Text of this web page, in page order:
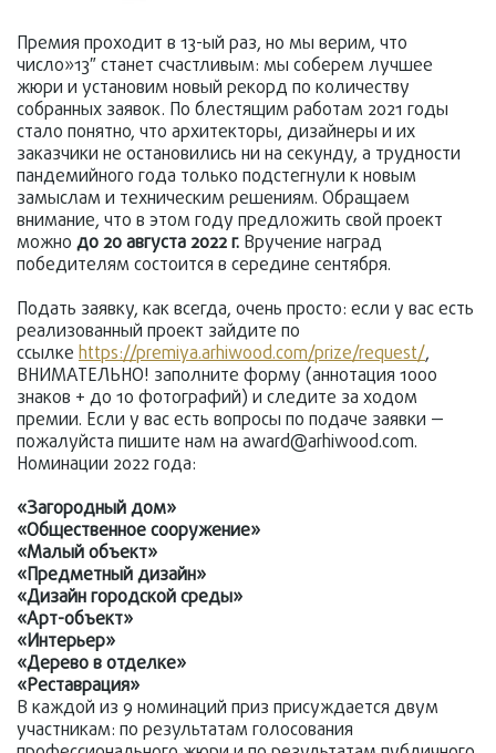
Премия проходит в 13-ый раз, но мы верим, что
число»13″ станет счастливым: мы соберем лучшее
жюри и установим новый рекорд по количеству
собранных заявок. По блестящим работам 2021 годы
стало понятно, что архитекторы, дизайнеры и их
заказчики не остановились ни на секунду, а трудности
пандемийного года только подстегнули к новым
замыслам и техническим решениям. Обращаем
внимание, что в этом году предложить свой проект
можно до 20 августа 2022 г. Вручение наград
победителям состоится в середине сентября.
Подать заявку, как всегда, очень просто: если у вас есть
реализованный проект зайдите по
ссылке https://premiya.arhiwood.com/prize/request/,
ВНИМАТЕЛЬНО! заполните форму (аннотация 1000
знаков + до 10 фотографий) и следите за ходом
премии. Если у вас есть вопросы по подаче заявки —
пожалуйста пишите нам на award@arhiwood.com.
Номинации 2022 года:
«Загородный дом»
«Общественное сооружение»
«Малый объект»
«Предметный дизайн»
«Дизайн городской среды»
«Арт-объект»
«Интерьер»
«Дерево в отделке»
«Реставрация»
В каждой из 9 номинаций приз присуждается двум
участникам: по результатам голосования